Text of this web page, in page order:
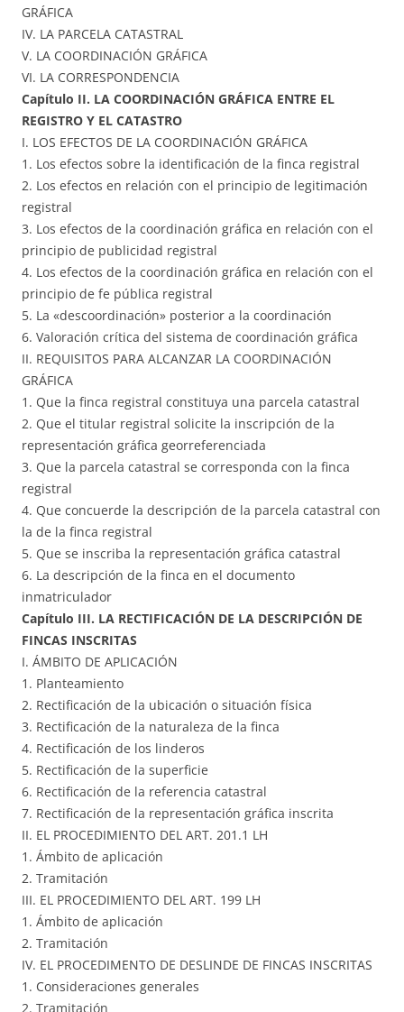
GRÁFICA
IV. LA PARCELA CATASTRAL
V. LA COORDINACIÓN GRÁFICA
VI. LA CORRESPONDENCIA
Capítulo II. LA COORDINACIÓN GRÁFICA ENTRE EL
REGISTRO Y EL CATASTRO
I. LOS EFECTOS DE LA COORDINACIÓN GRÁFICA
1. Los efectos sobre la identificación de la finca registral
2. Los efectos en relación con el principio de legitimación
registral
3. Los efectos de la coordinación gráfica en relación con el
principio de publicidad registral
4. Los efectos de la coordinación gráfica en relación con el
principio de fe pública registral
5. La «descoordinación» posterior a la coordinación
6. Valoración crítica del sistema de coordinación gráfica
II. REQUISITOS PARA ALCANZAR LA COORDINACIÓN
GRÁFICA
1. Que la finca registral constituya una parcela catastral
2. Que el titular registral solicite la inscripción de la
representación gráfica georreferenciada
3. Que la parcela catastral se corresponda con la finca
registral
4. Que concuerde la descripción de la parcela catastral con
la de la finca registral
5. Que se inscriba la representación gráfica catastral
6. La descripción de la finca en el documento
inmatriculador
Capítulo III. LA RECTIFICACIÓN DE LA DESCRIPCIÓN DE
FINCAS INSCRITAS
I. ÁMBITO DE APLICACIÓN
1. Planteamiento
2. Rectificación de la ubicación o situación física
3. Rectificación de la naturaleza de la finca
4. Rectificación de los linderos
5. Rectificación de la superficie
6. Rectificación de la referencia catastral
7. Rectificación de la representación gráfica inscrita
II. EL PROCEDIMIENTO DEL ART. 201.1 LH
1. Ámbito de aplicación
2. Tramitación
III. EL PROCEDIMIENTO DEL ART. 199 LH
1. Ámbito de aplicación
2. Tramitación
IV. EL PROCEDIMENTO DE DESLINDE DE FINCAS INSCRITAS
1. Consideraciones generales
2. Tramitación